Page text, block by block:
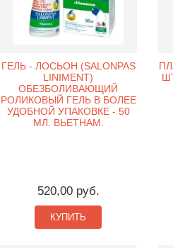
ГЕЛЬ - ЛОСЬОН (SALONPAS
LINIMENT)
ОБЕЗБОЛИВАЮЩИЙ
РОЛИКОВЫЙ ГЕЛЬ В БОЛЕЕ
УДОБНОЙ УПАКОВКЕ - 50
МЛ. ВЬЕТНАМ.
520,00 руб.
КУПИТЬ